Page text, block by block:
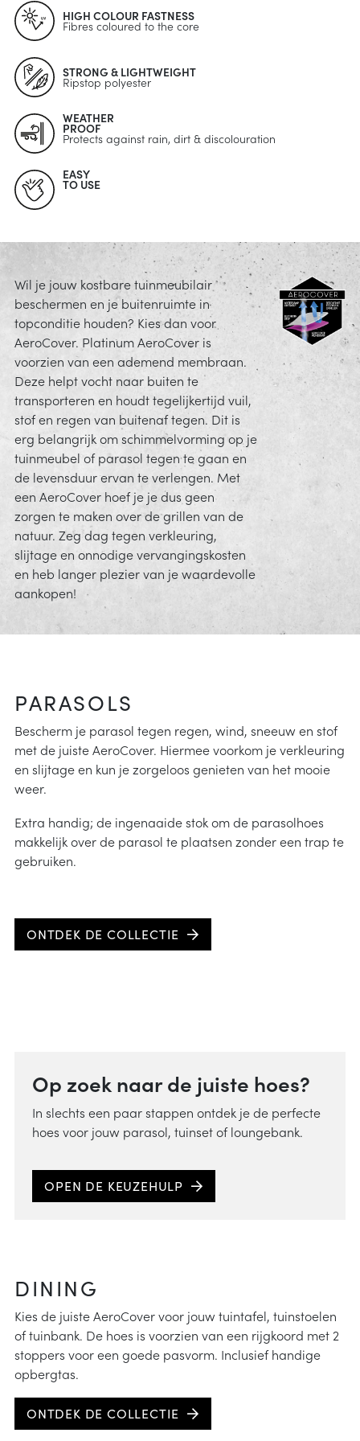
HIGH COLOUR FASTNESS
Fibres coloured to the core
STRONG & LIGHTWEIGHT
Ripstop polyester
WEATHER
PROOF
Protects against rain, dirt & discolouration
EASY
TO USE
Wil je jouw kostbare tuinmeubilair
beschermen en je buitenruimte in
topconditie houden? Kies dan voor
AeroCover. Platinum AeroCover is
voorzien van een ademend membraan.
Deze helpt vocht naar buiten te
transporteren en houdt tegelijkertijd vuil,
stof en regen van buitenaf tegen. Dit is
erg belangrijk om schimmelvorming op je
tuinmeubel of parasol tegen te gaan en
de levensduur ervan te verlengen. Met
een AeroCover hoef je je dus geen
zorgen te maken over de grillen van de
natuur. Zeg dag tegen verkleuring,
slijtage en onnodige vervangingskosten
en heb langer plezier van je waardevolle
aankopen!
PARASOLS
Bescherm je parasol tegen regen, wind, sneeuw en stof
met de juiste AeroCover. Hiermee voorkom je verkleuring
en slijtage en kun je zorgeloos genieten van het mooie
weer.
Extra handig; de ingenaaide stok om de parasolhoes
makkelijk over de parasol te plaatsen zonder een trap te
gebruiken.
ONTDEK DE COLLECTIE
Op zoek naar de juiste hoes?
In slechts een paar stappen ontdek je de perfecte
hoes voor jouw parasol, tuinset of loungebank.
OPEN DE KEUZEHULP
DINING
Kies de juiste AeroCover voor jouw tuintafel, tuinstoelen
of tuinbank. De hoes is voorzien van een rijgkoord met 2
stoppers voor een goede pasvorm. Inclusief handige
opbergtas.
ONTDEK DE COLLECTIE